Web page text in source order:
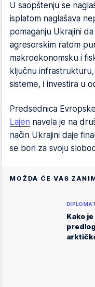
U saopštenju se
isplatom naglašava
pomaganju Ukrajini
agresorskim ratom
makroekonomsku i
ključnu
sisteme, i investira u
Predsednica
Lajen navela je na
način Ukrajini daje
se bori za svoju
MOŽDA ĆE VAS
Kako